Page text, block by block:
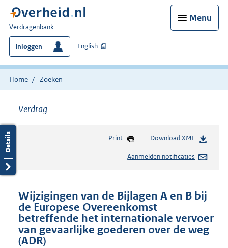
Menu
U
bent
hier:
Verdragenbank
Inloggen English
Home Zoeken
Verdrag
Print Download XML
Aanmelden notificaties
Wijzigingen van de Bijlagen A en B bij
de Europese Overeenkomst
betreffende het internationale vervoer
van gevaarlijke goederen over de weg
(ADR)